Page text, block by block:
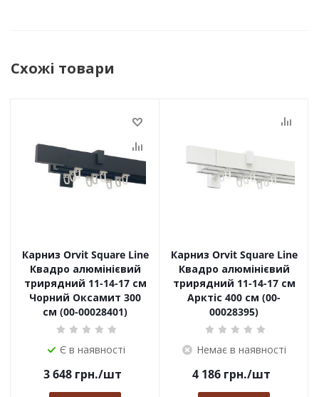
Схожі товари
Карниз Orvit Square Line
Квадро алюмінієвий
трирядний 11-14-17 см
Чорний Оксамит 300
см (00-00028401)
Є в наявності
3 648 грн./шт
Карниз Orvit Square Line
Квадро алюмінієвий
трирядний 11-14-17 см
Арктіс 400 см (00-
00028395)
Немає в наявності
4 186 грн./шт